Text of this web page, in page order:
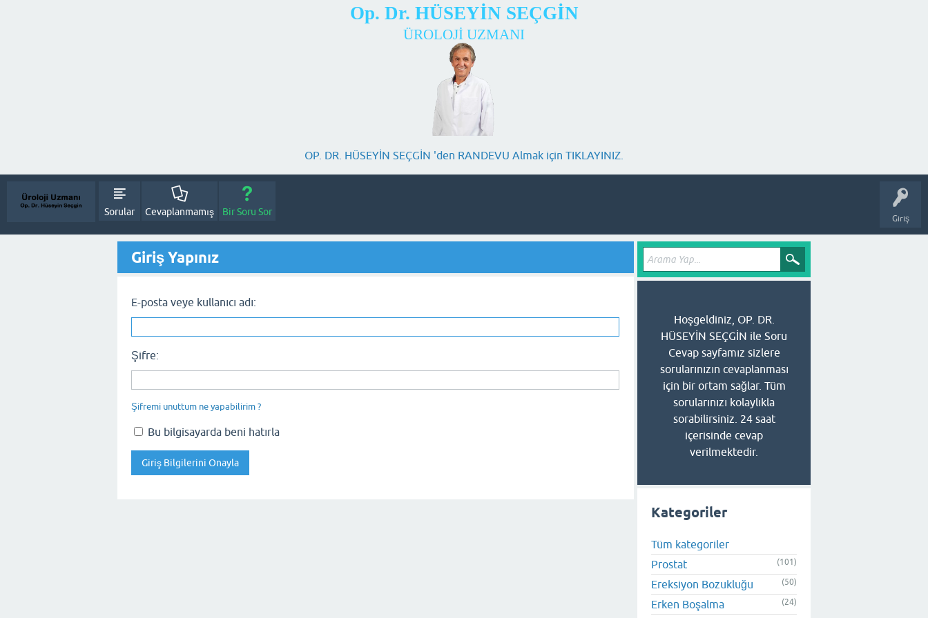
Op. Dr. HÜSEYİN SEÇGİN
ÜROLOJİ UZMANI
OP. DR. HÜSEYİN SEÇGİN 'den RANDEVU Almak için TIKLAYINIZ.
Giriş
Sorular Cevaplanmamış Bir Soru Sor
Giriş Yapınız
E-posta veye kullanıcı adı:
Şifre:
Şifremi unuttum ne yapabilirim ?
Bu bilgisayarda beni hatırla
Hoşgeldiniz, OP. DR.
HÜSEYİN SEÇGİN ile Soru
Cevap sayfamız sizlere
sorularınızın cevaplanması
için bir ortam sağlar. Tüm
sorularınızı kolaylıkla
sorabilirsiniz. 24 saat
içerisinde cevap
verilmektedir.
Kategoriler
Tüm kategoriler
Prostat
(101)
Ereksiyon Bozukluğu (50)
Erken Boşalma (24)